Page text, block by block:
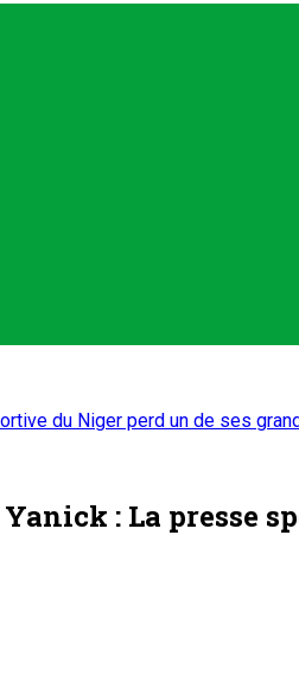
du Niger perd un de ses
: La presse